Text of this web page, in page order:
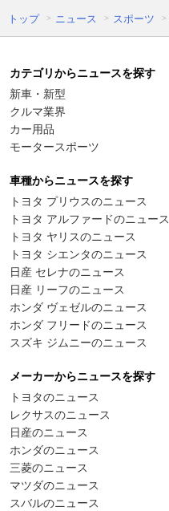
トップ ニュース スポーツ
カテゴリからニュースを探す
新車・新型
クルマ業界
カー用品
モータースポーツ
車種からニュースを探す
トヨタ プリウスのニュース
トヨタ アルファードのニュース
トヨタ ヤリスのニュース
トヨタ シエンタのニュース
日産 セレナのニュース
日産 リーフのニュース
ホンダ ヴェゼルのニュース
ホンダ フリードのニュース
スズキ ジムニーのニュース
メーカーからニュースを探す
トヨタのニュース
レクサスのニュース
日産のニュース
ホンダのニュース
三菱のニュース
マツダのニュース
スバルのニュース